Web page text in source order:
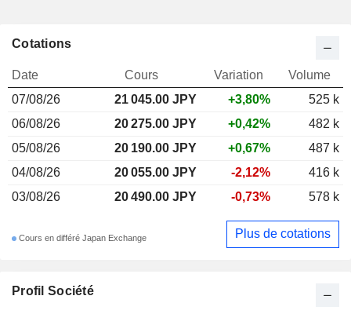
Profil Société
Cotations
Date Cours Variation
Volume
07/08/26
21 045.00 JPY +3,80%
525 k
06/08/26
20 275.00 JPY +0,42%
482 k
05/08/26
20 190.00 JPY +0,67%
487 k
04/08/26
20 055.00 JPY -2,12%
416 k
03/08/26
20 490.00 JPY -0,73% 578 k
Cours en différé Japan Exchange Plus de cotations